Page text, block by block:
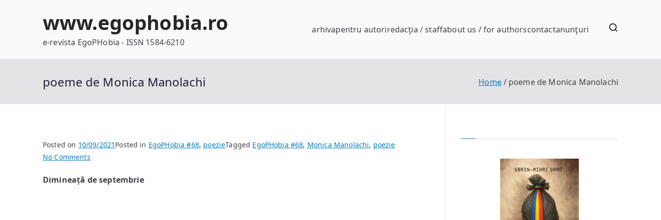
www.egophobia.ro
e-revista EgoPHobia - ISSN 1584-6210
arhivapentru autoriredacţia / staffabout us / for authorscontactanunţuri
poeme de Monica Manolachi Home poeme de Monica Manolachi
Posted on 10/09/2021 Posted in EgoPHobia #68, poezieTagged EgoPHobia #68, Monica Manolachi, poezie
No Commentson
de
Dimineață de septembrie